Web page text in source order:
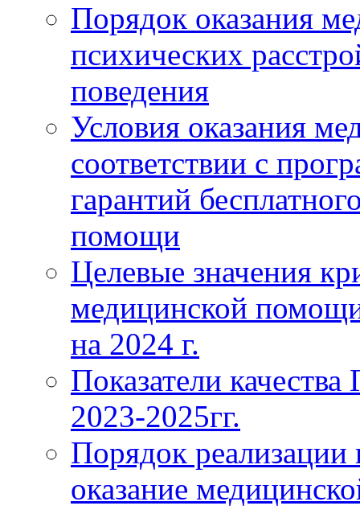
Порядок оказания
психических
поведения
Условия оказания
соответствии с
гарантий
помощи
Целевые значения
медицинской
на 2024 г.
Показатели
2023-2025гг.
Порядок реализации
оказание